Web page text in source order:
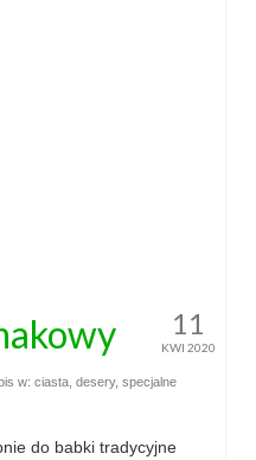
11
KWI 2020
w: ciasta desery, specjalne
do babki tradycyjne